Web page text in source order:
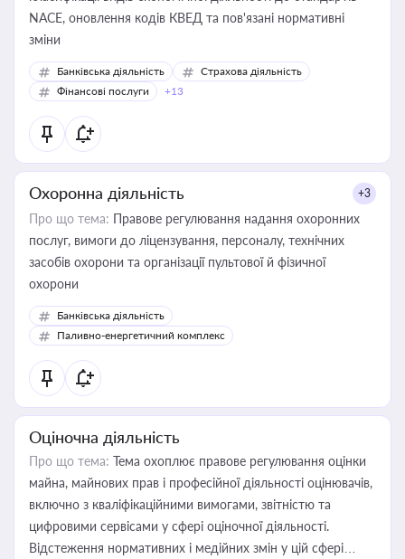
NACE, оновлення кодів КВЕД та пов'язані нормативні
зміни
Банківська діяльність
Страхова діяльність
Фінансові послуги
+13
Охоронна діяльність +3
Про що тема: Правове регулювання надання охоронних
послуг, вимоги до ліцензування, персоналу, технічних
засобів охорони та організації пультової й фізичної
охорони
Банківська діяльність
Паливно-енергетичний комплекс
Оціночна діяльність
Про що тема: Тема охоплює правове регулювання оцінки
майна, майнових прав і професійної діяльності оцінювачів,
включно з кваліфікаційними вимогами, звітністю та
цифровими сервісами у сфері оціночної діяльності.
Відстеження нормативних і медійних змін у цій сфері